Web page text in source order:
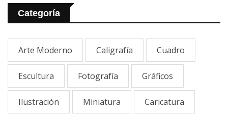
Categoría
Arte Moderno Caligrafía Cuadro
Escultura Fotografía Gráficos
Ilustración Miniatura Caricatura